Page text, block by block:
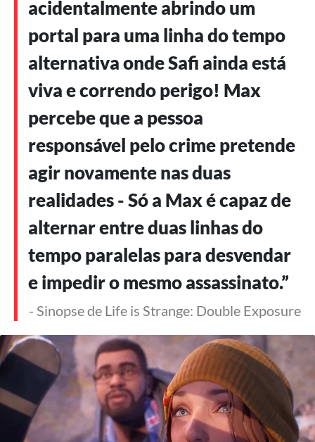
acidentalmente abrindo um
portal para uma linha do tempo
alternativa onde Safi ainda está
viva e correndo perigo! Max
percebe que a pessoa
responsável pelo crime pretende
agir novamente nas duas
realidades - Só a Max é capaz de
alternar entre duas linhas do
tempo paralelas para desvendar
e impedir o mesmo assassinato.”
- Sinopse de Life is Strange: Double Exposure